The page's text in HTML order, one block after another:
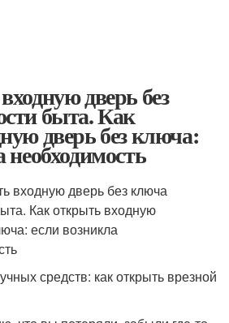
дверь без
быта. Как
дверь без ключа:
необходимость
средств: как открыть врезной